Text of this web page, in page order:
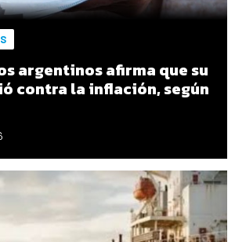
argentinos afirma que su
contra la inflación, según